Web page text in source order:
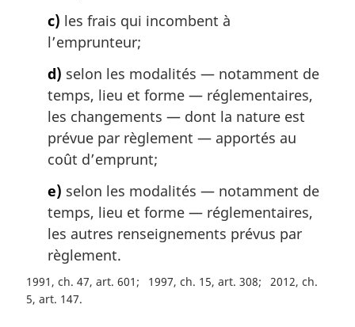
c) les frais qui incombent à
l’emprunteur;
d) selon les modalités — notamment de
temps, lieu et forme — réglementaires,
les changements — dont la nature est
prévue par règlement — apportés au
coût d’emprunt;
e) selon les modalités — notamment de
temps, lieu et forme — réglementaires,
les autres renseignements prévus par
règlement.
1991, ch. 47, art. 601 1997, ch. 15, art. 308
2012, ch.
5, art. 147